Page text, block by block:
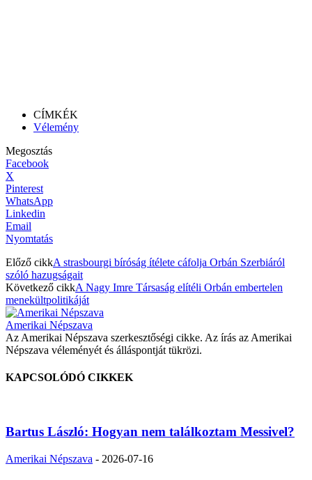
CÍMKÉK
Vélemény
Megosztás
Facebook
X
Pinterest
WhatsApp
Linkedin
Email
Nyomtatás
Előző cikkA strasbourgi bíróság ítélete cáfolja Orbán Szerbiáról
szóló hazugságait
Következő cikkA Nagy Imre Társaság elítéli Orbán embertelen
menekültpolitikáját
Amerikai Népszava
Az Amerikai Népszava szerkesztőségi cikke. Az írás az Amerikai
Népszava véleményét és álláspontját tükrözi.
KAPCSOLÓDÓ CIKKEK
Bartus László: Hogyan nem találkoztam Messivel?
Amerikai Népszava - 2026-07-16